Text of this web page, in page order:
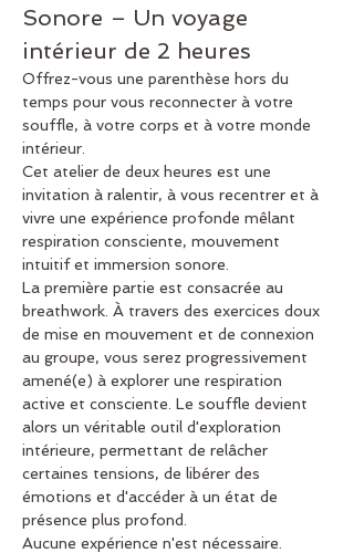
Sonore – Un voyage
intérieur de 2 heures
Offrez-vous une parenthèse hors du
temps pour vous reconnecter à votre
souffle, à votre corps et à votre monde
intérieur.
Cet atelier de deux heures est une
invitation à ralentir, à vous recentrer et à
vivre une expérience profonde mêlant
respiration consciente, mouvement
intuitif et immersion sonore.
La première partie est consacrée au
breathwork. À travers des exercices doux
de mise en mouvement et de connexion
au groupe, vous serez progressivement
amené(e) à explorer une respiration
active et consciente. Le souffle devient
alors un véritable outil d'exploration
intérieure, permettant de relâcher
certaines tensions, de libérer des
émotions et d'accéder à un état de
présence plus profond.
Aucune expérience n'est nécessaire.